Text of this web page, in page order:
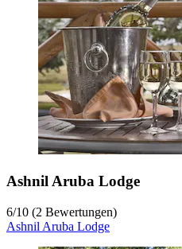
Ashnil Aruba Lodge
6/10 (2 Bewertungen)
Ashnil Aruba Lodge